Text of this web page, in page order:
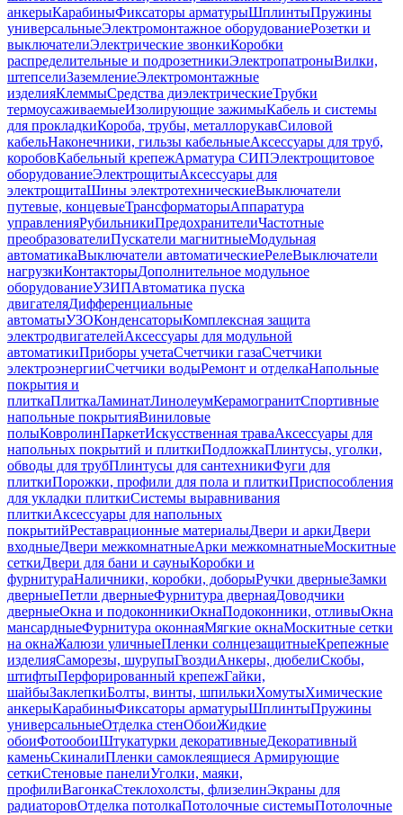
анкерыКарабиныФиксаторы арматурыШплинтыПружины
универсальныеЭлектромонтажное оборудованиеРозетки и
выключателиЭлектрические звонкиКоробки
распределительные и подрозетникиЭлектропатроныВилки,
штепселиЗаземлениеЭлектромонтажные
изделияКлеммыСредства диэлектрическиеТрубки
термоусаживаемыеИзолирующие зажимыКабель и системы
для прокладкиКороба, трубы, металлорукавСиловой
кабельНаконечники, гильзы кабельныеАксессуары для труб,
коробовКабельный крепежАрматура СИПЭлектрощитовое
оборудованиеЭлектрощитыАксессуары для
электрощитаШины электротехническиеВыключатели
путевые, концевыеТрансформаторыАппаратура
управленияРубильникиПредохранителиЧастотные
преобразователиПускатели магнитныеМодульная
автоматикаВыключатели автоматическиеРелеВыключатели
нагрузкиКонтакторыДополнительное модульное
оборудованиеУЗИПАвтоматика пуска
двигателяДифференциальные
автоматыУЗОКонденсаторыКомплексная защита
электродвигателейАксессуары для модульной
автоматикиПриборы учетаСчетчики газаСчетчики
электроэнергииСчетчики водыРемонт и отделкаНапольные
покрытия и
плиткаПлиткаЛаминатЛинолеумКерамогранитСпортивные
напольные покрытияВиниловые
полыКовролинПаркетИскусственная траваАксессуары для
напольных покрытий и плиткиПодложкаПлинтусы, уголки,
обводы для трубПлинтусы для сантехникиФуги для
плиткиПорожки, профили для пола и плиткиПриспособления
для укладки плиткиСистемы выравнивания
плиткиАксессуары для напольных
покрытийРеставрационные материалыДвери и аркиДвери
входныеДвери межкомнатныеАрки межкомнатныеМоскитные
сеткиДвери для бани и сауныКоробки и
фурнитураНаличники, коробки, доборыРучки дверныеЗамки
дверныеПетли дверныеФурнитура двернаяДоводчики
дверныеОкна и подоконникиОкнаПодоконники, отливыОкна
мансардныеФурнитура оконнаяМягкие окнаМоскитные сетки
на окнаЖалюзи уличныеПленки солнцезащитныеКрепежные
изделияСаморезы, шурупыГвоздиАнкеры, дюбелиСкобы,
штифтыПерфорированный крепежГайки,
шайбыЗаклепкиБолты, винты, шпилькиХомутыХимические
анкерыКарабиныФиксаторы арматурыШплинтыПружины
универсальныеОтделка стенОбоиЖидкие
обоиФотообоиШтукатурки декоративныеДекоративный
каменьСкиналиПленки самоклеящиеся Армирующие
сеткиСтеновые панелиУголки, маяки,
профилиВагонкаСтеклохолсты, флизелинЭкраны для
радиаторовОтделка потолкаПотолочные системыПотолочные